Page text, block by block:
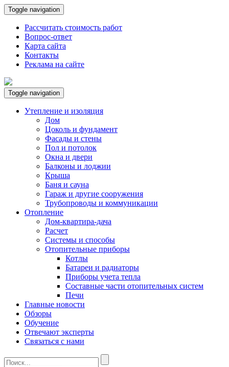
Toggle navigation
Рассчитать стоимость работ
Вопрос-ответ
Карта сайта
Контакты
Реклама на сайте
Toggle navigation
Утепление и изоляция
Дом
Цоколь и фундамент
Фасады и стены
Пол и потолок
Окна и двери
Балконы и лоджии
Крыша
Баня и сауна
Гараж и другие сооружения
Трубопроводы и коммуникации
Отопление
Дом-квартира-дача
Расчет
Системы и способы
Отопительные приборы
Котлы
Батареи и радиаторы
Приборы учета тепла
Составные части отопительных систем
Печи
Главные новости
Обзоры
Обучение
Отвечают эксперты
Связаться с нами